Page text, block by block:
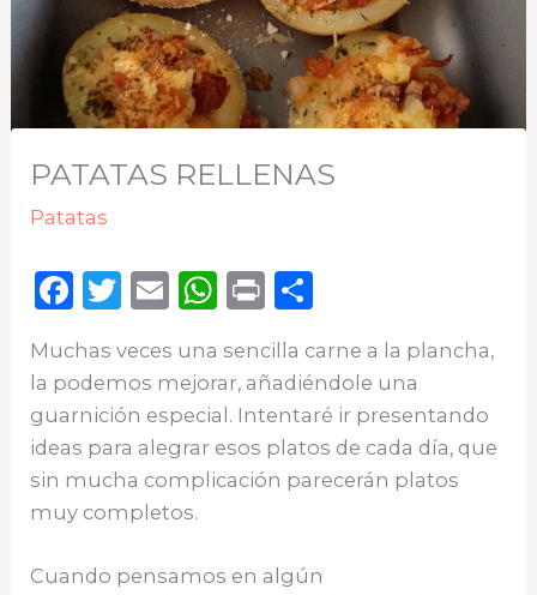
PATATAS RELLENAS
Patatas
F
c
e
b
o
o
k
T
it
te
r
E
ai
l
W
a
ts
A
p
P
n
t
m
p
ar
ti
Muchas veces una sencilla carne a la plancha,
la podemos mejorar, añadiéndole una
guarnición especial. Intentaré ir presentando
ideas para alegrar esos platos de cada día, que
sin mucha complicación parecerán platos
muy completos.
Cuando pensamos en algún